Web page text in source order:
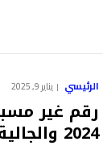
الرئيسي يناير 9, 2025
رقم غير
2024 والجالية تساهم بـ8.6 مليون وافد